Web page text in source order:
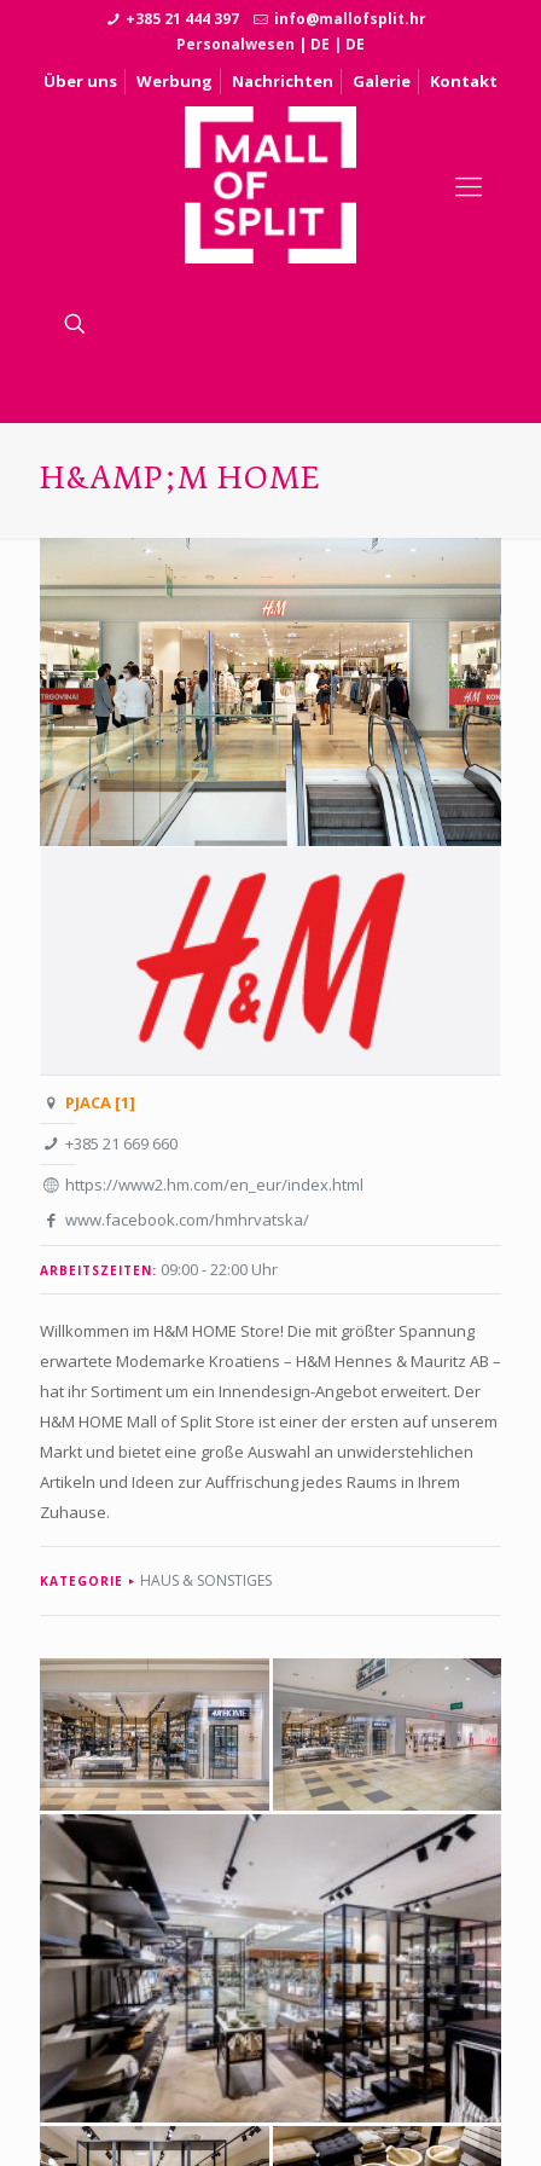
+385 21 444 397
info@mallofsplit.hr
Personalwesen | DE | DE
Über uns Werbung Nachrichten Galerie Kontakt
H&AMP;M HOME
PJACA [1]
+385 21 669 660
https://www2.hm.com/en_eur/index.html
www.facebook.com/hmhrvatska/
ARBEITSZEITEN: 09:00 - 22:00 Uhr
Willkommen im H&M HOME Store! Die mit größter Spannung
erwartete Modemarke Kroatiens – H&M Hennes & Mauritz AB –
hat ihr Sortiment um ein Innendesign-Angebot erweitert. Der
H&M HOME Mall of Split Store ist einer der ersten auf unserem
Markt und bietet eine große Auswahl an unwiderstehlichen
Artikeln und Ideen zur Auffrischung jedes Raums in Ihrem
Zuhause.
KATEGORIE HAUS & SONSTIGES